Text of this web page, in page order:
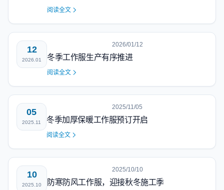
阅读全文
12
2026.01
2026/01/12
冬季工作服生产有序推进
阅读全文
05
2025.11
2025/11/05
冬季加厚保暖工作服预订开启
阅读全文
10
2025.10
2025/10/10
防寒防风工作服，迎接秋冬施工季